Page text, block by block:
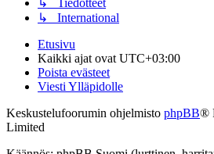
↳ Tiedotteet
↳ International
Etusivu
Kaikki ajat ovat UTC+03:00
Poista evästeet
Viesti Ylläpidolle
Keskustelufoorumin ohjelmisto phpBB®
Limited